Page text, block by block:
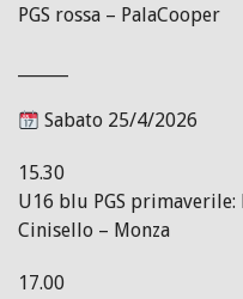
PGS rossa – PalaCooper
Sabato 25/4/2026
15.30
U16 blu PGS primaverile:
Cinisello – Monza
17.00